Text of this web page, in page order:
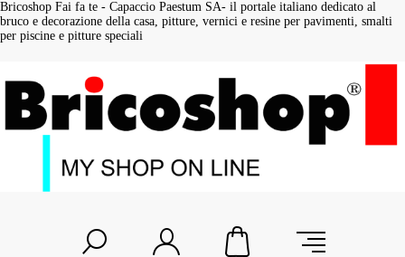
Bricoshop Fai fa te - Capaccio Paestum SA- il portale italiano dedicato al
bruco e decorazione della casa, pitture, vernici e resine per pavimenti, smalti
per piscine e pitture speciali